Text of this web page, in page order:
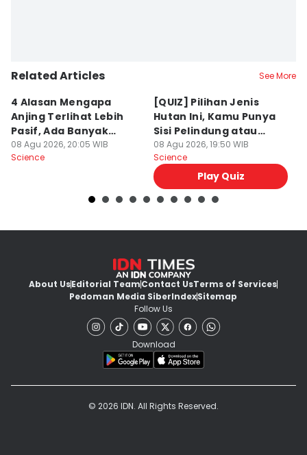
Related Articles See More
4 Alasan Mengapa
Anjing Terlihat Lebih
Pasif, Ada Banyak
Faktor!
08 Agu 2026, 20:05 WIB
Science
[QUIZ] Pilihan Jenis
Hutan Ini, Kamu Punya
Sisi Pelindung atau
Penghancur?
08 Agu 2026, 19:50 WIB
Science
Play Quiz
About UsEditorial TeamContact UsTerms of Services
Pedoman Media SiberIndexSitemap
Follow Us
Download
© 2026 IDN. All Rights Reserved.